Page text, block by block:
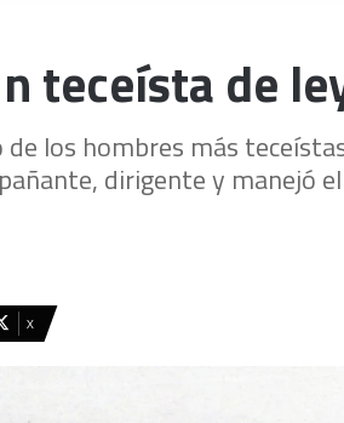
teceísta de
de los hombres más
dirigente y manejó
X